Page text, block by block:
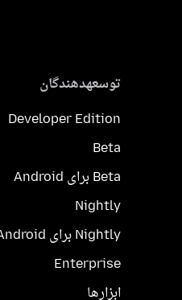
توسعهدهندگان
Developer Edition
Beta
Beta برای Android
Nightly
Nightly برای Android
Enterprise
ابزارها